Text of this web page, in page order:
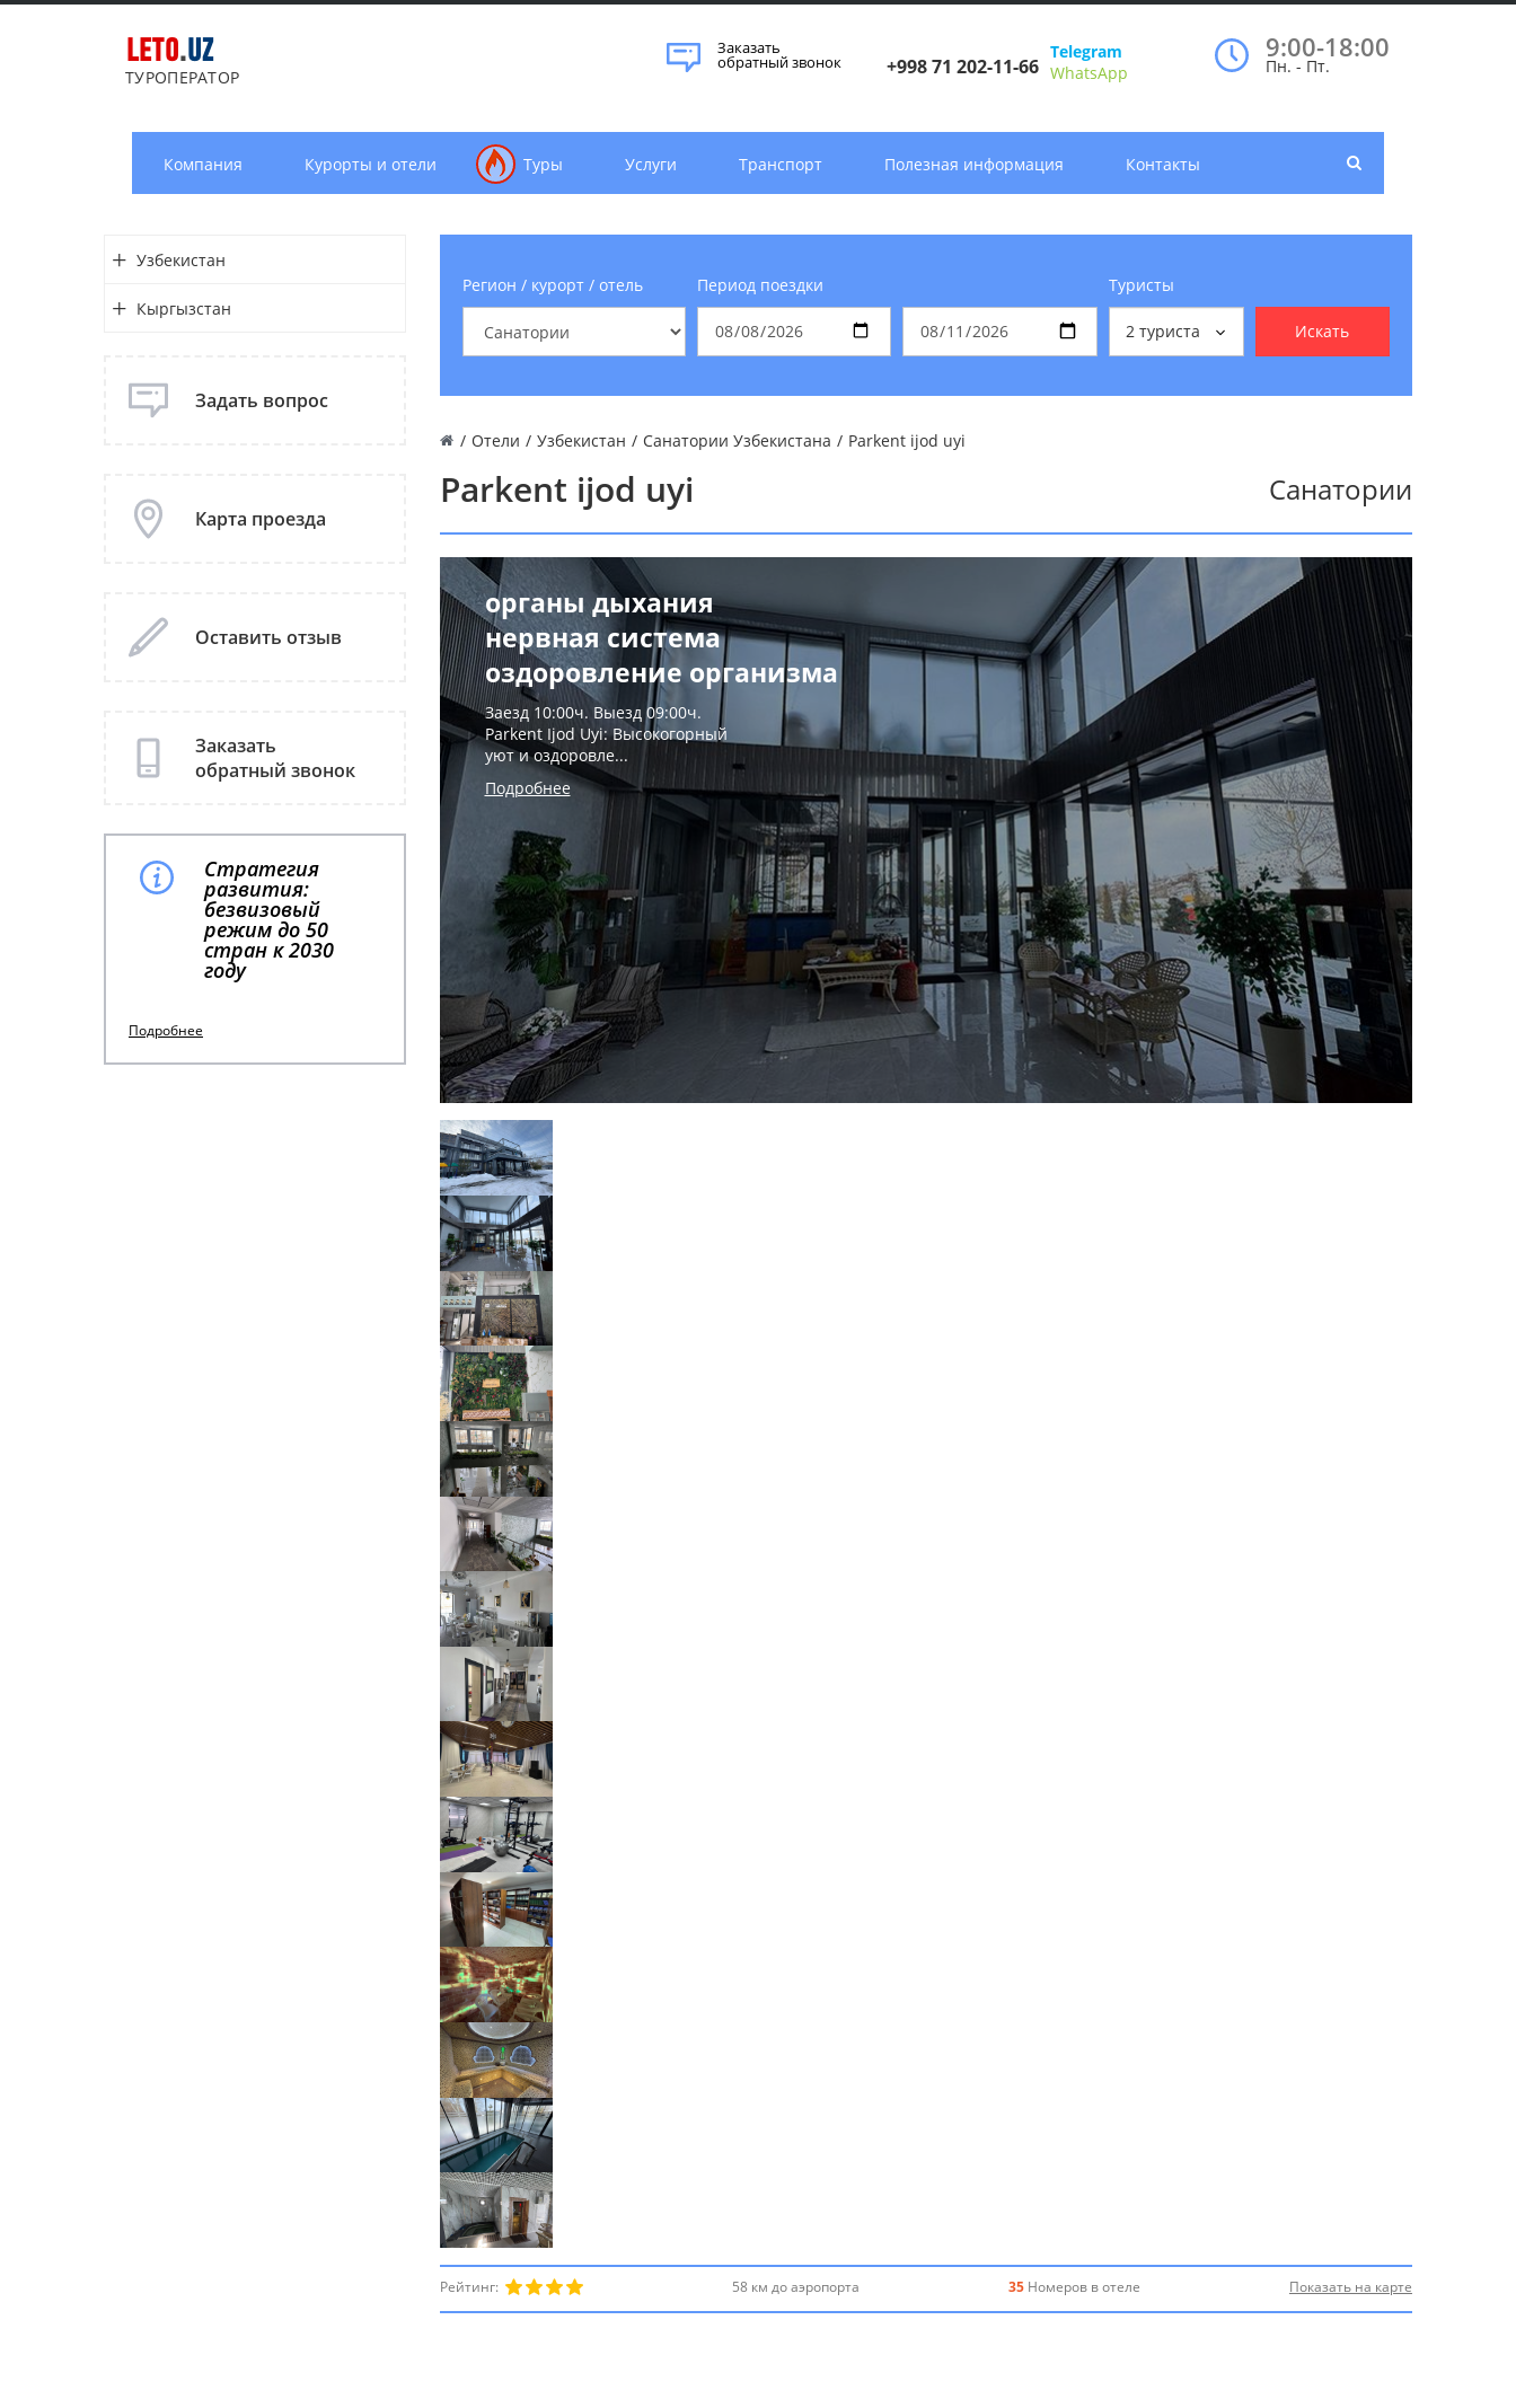
LETO.UZ
ТУРОПЕРАТОР
Заказать
обратный звонок +998 71 202-11-66
Telegram
WhatsApp
9:00-18:00
Пн. - Пт.
Компания Курорты и отели Туры Услуги Транспорт Полезная информация Контакты
Регион / курорт / отель Период поездки Туристы
2 туриста Искать
/ Отели / Узбекистан / Санатории Узбекистана / Parkent ijod uyi
Parkent ijod uyi Санатории
Узбекистан
Кыргызстан
Задать вопрос
Карта проезда
Оставить отзыв
Заказать
обратный звонок
Стратегия
развития:
безвизовый
режим до 50
стран к 2030
году
Подробнее
органы дыхания
нервная система
оздоровление организма
Заезд 10:00ч. Выезд 09:00ч.
Parkent Ijod Uyi: Высокогорный
уют и оздоровле...
Подробнее
Рейтинг: 58 км до аэропорта 35Номеров в отеле Показать на карте